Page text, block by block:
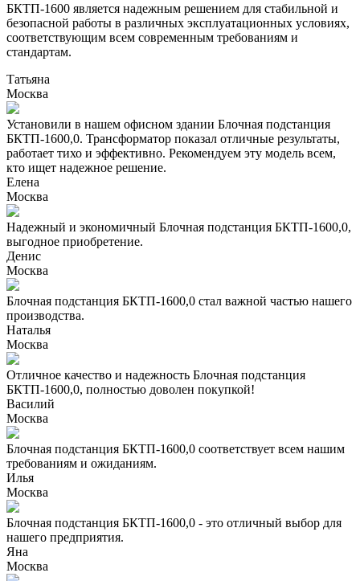
БКТП-1600 является надежным решением для стабильной и
безопасной работы в различных эксплуатационных условиях,
соответствующим всем современным требованиям и
стандартам.
Татьяна
Москва
Установили в нашем офисном здании Блочная подстанция
БКТП-1600,0. Трансформатор показал отличные результаты,
работает тихо и эффективно. Рекомендуем эту модель всем,
кто ищет надежное решение.
Елена
Москва
Надежный и экономичный Блочная подстанция БКТП-1600,0,
выгодное приобретение.
Денис
Москва
Блочная подстанция БКТП-1600,0 стал важной частью нашего
производства.
Наталья
Москва
Отличное качество и надежность Блочная подстанция
БКТП-1600,0, полностью доволен покупкой!
Василий
Москва
Блочная подстанция БКТП-1600,0 соответствует всем нашим
требованиям и ожиданиям.
Илья
Москва
Блочная подстанция БКТП-1600,0 - это отличный выбор для
нашего предприятия.
Яна
Москва